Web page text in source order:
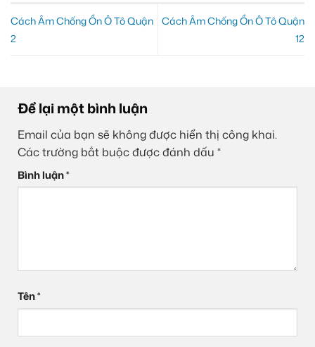
Cách Âm Chống Ồn Ô Tô Quận
2
Cách Âm Chống Ồn Ô Tô Quận
12
Để lại một bình luận
Email của bạn sẽ không được hiển thị công khai.
Các trường bắt buộc được đánh dấu *
Bình luận*
Tên*